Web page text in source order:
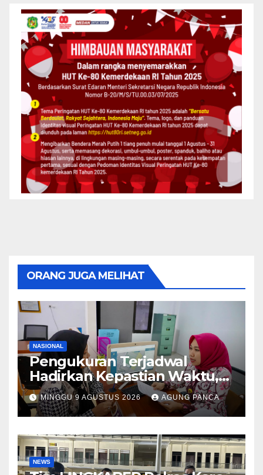
ORANG JUGA MELIHAT
NASIONAL
Pengukuran Terjadwal
Hadirkan Kepastian Waktu,
Masyarakat Tak Perlu Lama
Menunggu Layanan
Pertanahan
MINGGU 9 AGUSTUS 2026 AGUNG PANCA
NEWS